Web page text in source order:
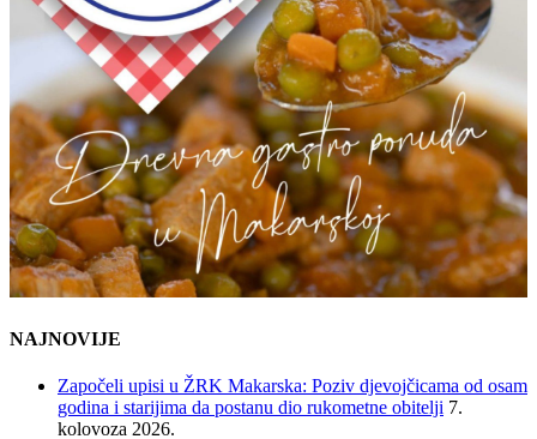
NAJNOVIJE
Započeli upisi u ŽRK Makarska: Poziv djevojčicama od osam
godina i starijima da postanu dio rukometne obitelji 7.
kolovoza 2026.